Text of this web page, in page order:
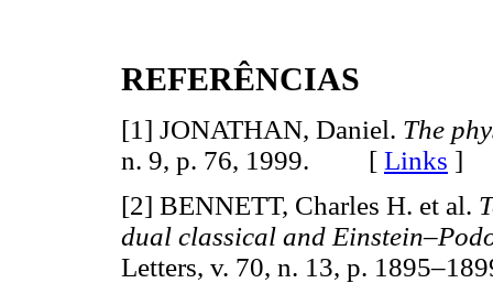
REFERÊNCIAS
[1] JONATHAN, Daniel. The
n. 9, p. 76, 1999. [ Links ]
[2] BENNETT, Charles H. et al.
dual classical and
Letters, v. 70, n. 13, p.